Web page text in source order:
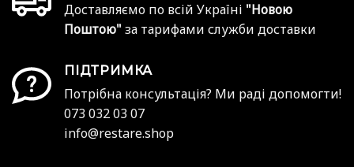
Доставляємо по всій Україні "Новою
Поштою" за тарифами служби доставки
ПІДТРИМКА
Потрібна консультація? Ми раді допомогти!
073 032 03 07
info@restare.shop